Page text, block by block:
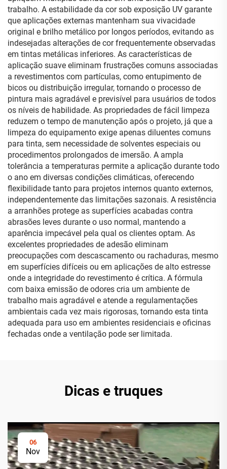
trabalho. A estabilidade da cor sob exposição UV garante
que aplicações externas mantenham sua vivacidade
original e brilho metálico por longos períodos, evitando as
indesejadas alterações de cor frequentemente observadas
em tintas metálicas inferiores. As características de
aplicação suave eliminam frustrações comuns associadas
a revestimentos com partículas, como entupimento de
bicos ou distribuição irregular, tornando o processo de
pintura mais agradável e previsível para usuários de todos
os níveis de habilidade. As propriedades de fácil limpeza
reduzem o tempo de manutenção após o projeto, já que a
limpeza do equipamento exige apenas diluentes comuns
para tinta, sem necessidade de solventes especiais ou
procedimentos prolongados de imersão. A ampla
tolerância a temperaturas permite a aplicação durante todo
o ano em diversas condições climáticas, oferecendo
flexibilidade tanto para projetos internos quanto externos,
independentemente das limitações sazonais. A resistência
a arranhões protege as superfícies acabadas contra
abrasões leves durante o uso normal, mantendo a
aparência impecável pela qual os clientes optam. As
excelentes propriedades de adesão eliminam
preocupações com descascamento ou rachaduras, mesmo
em superfícies difíceis ou em aplicações de alto estresse
onde a integridade do revestimento é crítica. A fórmula
com baixa emissão de odores cria um ambiente de
trabalho mais agradável e atende a regulamentações
ambientais cada vez mais rigorosas, tornando esta tinta
adequada para uso em ambientes residenciais e oficinas
fechadas onde a ventilação pode ser limitada.
Dicas e truques
06
Nov